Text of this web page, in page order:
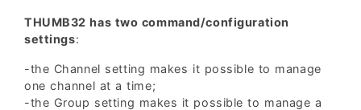
THUMB32 has two command/configuration
settings:
-the Channel setting makes it possible to manage
one channel at a time;
-the Group setting makes it possible to manage a